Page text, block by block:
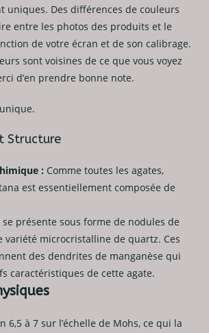
uniques. Des différences de couleurs
entre les photos des produits et le
de votre écran et de son calibrage.
sont voisines de ce que vous voyez
d’en prendre bonne note.
Structure
: Comme toutes les agates,
est essentiellement composée de
se présente sous forme de nodules de
variété microcristalline de quartz. Ces
des dendrites de manganèse qui
caractéristiques de cette agate.
6,5 à 7 sur l’échelle de Mohs, ce qui la